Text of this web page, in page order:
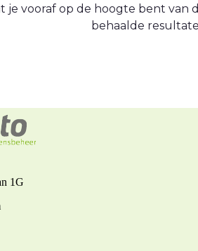
je vooraf op de hoogte bent van
behaalde
1G